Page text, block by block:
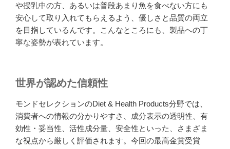
や授乳中の方、あるいは普段あまり魚を食べない方にも
安心して取り入れてもらえるよう、優しさと品質の両立
を目指しているんです。こんなところにも、製品への丁
寧な姿勢が表れています。
世界が認めた信頼性
モンドセレクションのDiet & Health Products分野では、
消費者への情報の分かりやすさ、成分表示の透明性、有
効性・妥当性、活性成分量、安全性といった、さまざま
な視点から厳しく評価されます。今回の最高金賞受賞